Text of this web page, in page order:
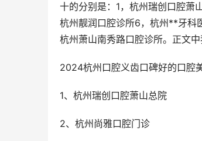
十的分别是：1，杭州瑞创口腔萧
杭州靓润口腔诊所6，杭州**牙科
杭州萧山南秀路口腔诊所。正文
2024杭州口腔义齿口碑好的口腔
1、杭州瑞创口腔萧山总院
2、杭州尚雅口腔门诊